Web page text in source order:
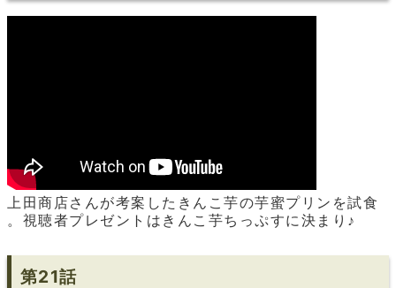
上田商店さんが考案したきんこ芋の芋蜜プリンを試食
。視聴者プレゼントはきんこ芋ちっぷすに決まり♪
第21話